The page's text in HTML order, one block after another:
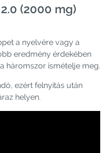
(2000 mg)
a nyelvére vagy a
eredmény érdekében
háromszor ismételje meg.
ezért felnyitás után
helyen.